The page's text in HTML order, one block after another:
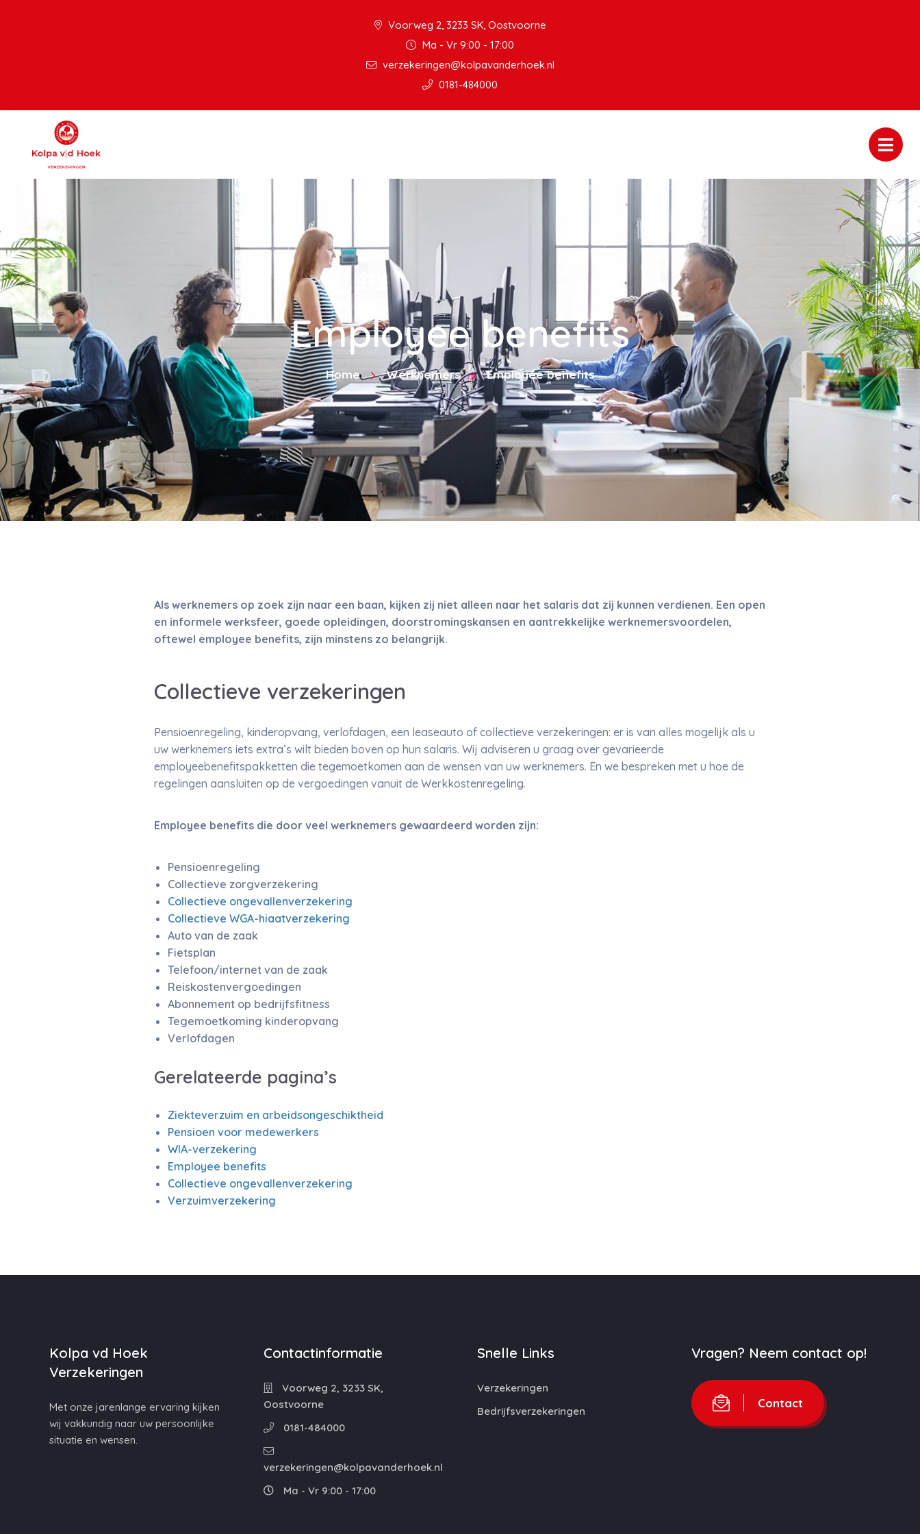
Voorweg 2, 3233 SK, Oostvoorne
Ma - Vr 9:00 - 17:00
verzekeringen@kolpavanderhoek.nl
0181-484000
Employee benefits
Home Werknemers Employee benefits
Als werknemers op zoek zijn naar een baan, kijken zij niet alleen naar het salaris dat zij kunnen verdienen. Een open
en informele werksfeer, goede opleidingen, doorstromingskansen en aantrekkelijke werknemersvoordelen,
oftewel employee benefits, zijn minstens zo belangrijk.
Collectieve verzekeringen
Pensioenregeling, kinderopvang, verlofdagen, een leaseauto of collectieve verzekeringen: er is van alles mogelijk als u
uw werknemers iets extra’s wilt bieden boven op hun salaris. Wij adviseren u graag over gevarieerde
employeebenefitspakketten die tegemoetkomen aan de wensen van uw werknemers. En we bespreken met u hoe de
regelingen aansluiten op de vergoedingen vanuit de Werkkostenregeling.
Employee benefits die door veel werknemers gewaardeerd worden zijn:
Pensioenregeling
Collectieve zorgverzekering
Collectieve ongevallenverzekering
Collectieve WGA-hiaatverzekering
Auto van de zaak
Fietsplan
Telefoon/internet van de zaak
Reiskostenvergoedingen
Abonnement op bedrijfsfitness
Tegemoetkoming kinderopvang
Verlofdagen
Gerelateerde pagina’s
Ziekteverzuim en arbeidsongeschiktheid
Pensioen voor medewerkers
WIA-verzekering
Employee benefits
Collectieve ongevallenverzekering
Verzuimverzekering
Kolpa vd Hoek
Verzekeringen
Met onze jarenlange ervaring kijken
wij vakkundig naar uw persoonlijke
situatie en wensen.
Contactinformatie
Voorweg 2, 3233 SK,
Oostvoorne
0181-484000
verzekeringen@kolpavanderhoek.nl
Ma - Vr 9:00 - 17:00
Snelle Links
Verzekeringen
Bedrijfsverzekeringen
Vragen? Neem contact op!
Contact